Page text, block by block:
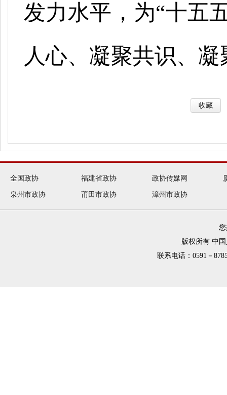
发力水平，为“十五
人心、凝聚共识、
收藏
全国政协 福建省政协 政协传媒网
泉州市政协 莆田市政协 漳州市政协
版权所有 中
联系电话：0591－